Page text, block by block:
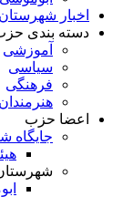
اخبار
دسته بندی
آموزشی
سیاسی
فرهنگی
هنرمندان
اعضا حزب
جایگاه